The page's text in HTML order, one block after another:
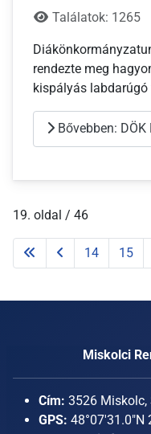
Találatok: 1265
rendezte meg
kispályás labdarúgó
Bővebben:
19. oldal / 46
14 15
Miskolci
Cím: 3526 Miskolc,
GPS: 48°07'31.0"N